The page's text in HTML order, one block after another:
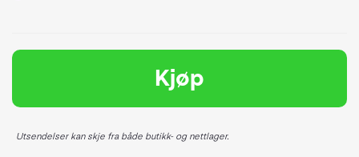
Kjøp
Utsendelser kan skje fra både butikk- og nettlager.